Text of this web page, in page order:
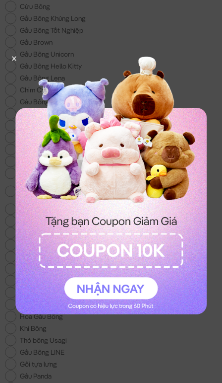
Cừu Bông
Gấu Bông Khủng Long
Gấu Bông Tốt Nghiệp
Gấu Brown
Gấu Bông Unicorn
Gấu Bông Hello Kitty
Gấu Bông Lena
Chim Cánh Cụt
Gấu Bông 200k
Gấu Bông Đồ Ăn
Gấu Bông Doremon
Gấu Bông tặng Bé Trai
Gấu Bông Lotso
Gấu Bông Shin - Món quà cho các bé
Voi Bông
Gấu Bông Totoro - mẫu gấu bông hot nhất
hiện nay
Chó Bông Husky
Gấu We Bare Bear
Balo & Túi Xách Gấu Bông
Thỏ Bông Kuromi
Gấu Bông Trung Thu
Thỏ Bông Melody
Mèo Bông Hoàng Thượng
Gấu Bông Con Bò
Balo Gấu Bông
Hoa Gấu Bông
Khỉ Bông
Thỏ bông Usagi
Gấu Bông LINE
Gối tựa lưng
Gấu Panda